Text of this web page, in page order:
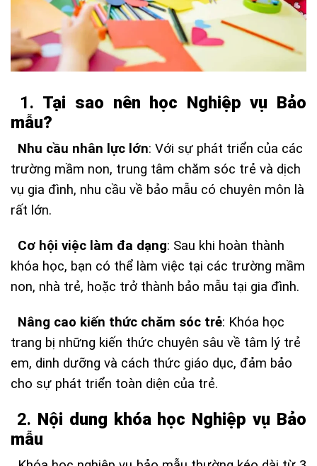
1. Tại sao nên học Nghiệp vụ Bảo
mẫu?
Nhu cầu nhân lực lớn: Với sự phát triển của các
trường mầm non, trung tâm chăm sóc trẻ và dịch
vụ gia đình, nhu cầu về bảo mẫu có chuyên môn là
rất lớn.
Cơ hội việc làm đa dạng: Sau khi hoàn thành
khóa học, bạn có thể làm việc tại các trường mầm
non, nhà trẻ, hoặc trở thành bảo mẫu tại gia đình.
Nâng cao kiến thức chăm sóc trẻ: Khóa học
trang bị những kiến thức chuyên sâu về tâm lý trẻ
em, dinh dưỡng và cách thức giáo dục, đảm bảo
cho sự phát triển toàn diện của trẻ.
2. Nội dung khóa học Nghiệp vụ Bảo
mẫu